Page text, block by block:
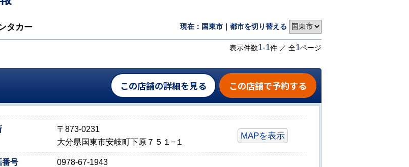
タカー 現在：国東市｜都市を切り替える
表示件数1-1件 ／ 全1ページ
この店舗の詳細を見る この店舗で予約する
〒873-0231
大分県国東市安岐町下原７５１−１
MAPを表示
番号 0978-67-1943